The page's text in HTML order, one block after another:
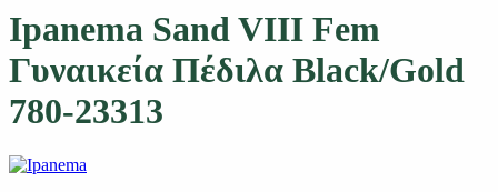
Ipanema Sand VIII Fem
Γυναικεία Πέδιλα Black/Gold
780-23313